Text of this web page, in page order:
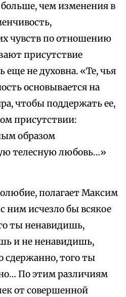
чем изменения в
чувств по отношению
присутствие
еще не духовна. «Те, чья
основывается на
чтобы поддержать ее,
присутствии:
образом
телесную любовь…»
полагает Максим
ним исчезло бы всякое
ты ненавидишь,
и не ненавидишь,
сдержанно, того ты
По этим различиям
от совершенной